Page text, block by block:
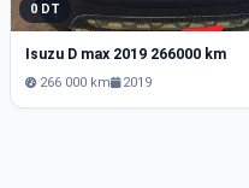
0 DT
Isuzu D max 2019 266000 km
266 000 km 2019